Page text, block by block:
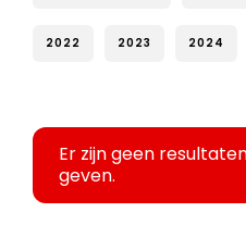
2022 2023 2024
Er zijn geen
geven.